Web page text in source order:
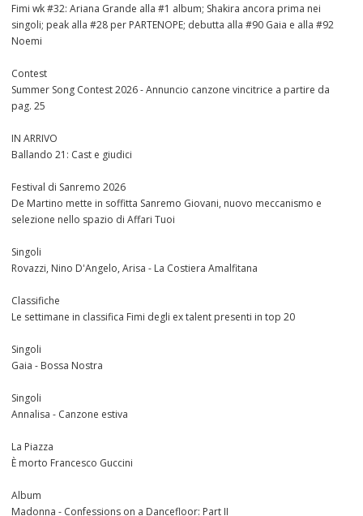
Fimi wk #32: Ariana Grande alla #1 album; Shakira ancora prima nei
singoli; peak alla #28 per PARTENOPE; debutta alla #90 Gaia e alla #92
Noemi
Contest
Summer Song Contest 2026 - Annuncio canzone vincitrice a partire da
pag. 25
IN ARRIVO
Ballando 21: Cast e giudici
Festival di Sanremo 2026
De Martino mette in soffitta Sanremo Giovani, nuovo meccanismo e
selezione nello spazio di Affari Tuoi
Singoli
Rovazzi, Nino D'Angelo, Arisa - La Costiera Amalfitana
Classifiche
Le settimane in classifica Fimi degli ex talent presenti in top 20
Singoli
Gaia - Bossa Nostra
Singoli
Annalisa - Canzone estiva
La Piazza
È morto Francesco Guccini
Album
Madonna - Confessions on a Dancefloor: Part II